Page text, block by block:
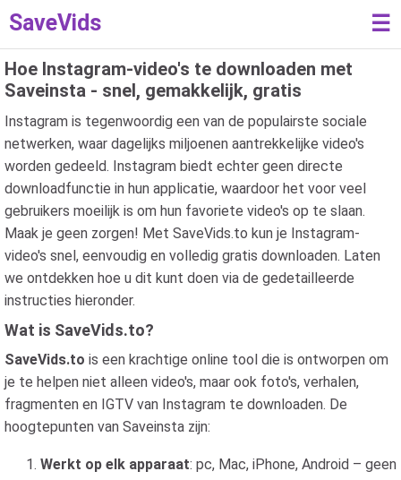
SaveVids ☰
Hoe Instagram-video's te downloaden met
Saveinsta - snel, gemakkelijk, gratis
Instagram is tegenwoordig een van de populairste sociale
netwerken, waar dagelijks miljoenen aantrekkelijke video's
worden gedeeld. Instagram biedt echter geen directe
downloadfunctie in hun applicatie, waardoor het voor veel
gebruikers moeilijk is om hun favoriete video's op te slaan.
Maak je geen zorgen! Met SaveVids.to kun je Instagram-
video's snel, eenvoudig en volledig gratis downloaden. Laten
we ontdekken hoe u dit kunt doen via de gedetailleerde
instructies hieronder.
Wat is SaveVids.to?
SaveVids.to is een krachtige online tool die is ontworpen om
je te helpen niet alleen video's, maar ook foto's, verhalen,
fragmenten en IGTV van Instagram te downloaden. De
hoogtepunten van Saveinsta zijn:
Werkt op elk apparaat: pc, Mac, iPhone, Android – geen